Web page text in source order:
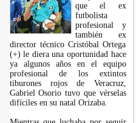
que el ex
futbolista
profesional y
también ex
director técnico Cristóbal Ortega
(+) le diera una oportunidad hace
ya algunos años en el equipo
profesional de los extintos
tiburones rojos de Veracruz,
Gabriel Osorio tuvo que vérselas
difíciles en su natal Orizaba.